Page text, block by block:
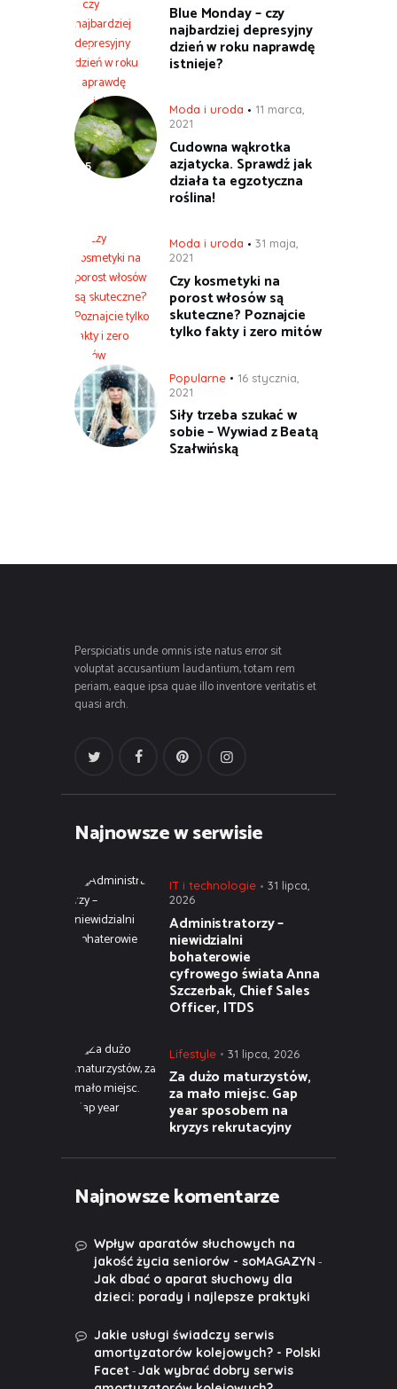
Blue Monday – czy
najbardziej depresyjny
dzień w roku naprawdę
istnieje?
Moda i uroda
11 marca,
2021
Cudowna wąkrotka
azjatycka. Sprawdź jak
działa ta egzotyczna
roślina!
Moda i uroda
31 maja,
2021
Czy kosmetyki na
porost włosów są
skuteczne? Poznajcie
tylko fakty i zero mitów
Popularne
16 stycznia,
2021
Siły trzeba szukać w
sobie – Wywiad z Beatą
Szałwińską
Perspiciatis unde omnis iste natus error sit
voluptat accusantium laudantium, totam rem
periam, eaque ipsa quae illo inventore veritatis et
quasi arch.
Najnowsze w serwisie
IT i technologie
31 lipca,
2026
Administratorzy –
niewidzialni
bohaterowie
cyfrowego świata Anna
Szczerbak, Chief Sales
Officer, ITDS
Lifestyle 31 lipca, 2026
Za dużo maturzystów,
za mało miejsc. Gap
year sposobem na
kryzys rekrutacyjny
Najnowsze komentarze
Wpływ aparatów słuchowych na
jakość życia seniorów - soMAGAZYN -
Jak dbać o aparat słuchowy dla
dzieci: porady i najlepsze praktyki
Jakie usługi świadczy serwis
amortyzatorów kolejowych? - Polski
Facet-Jak wybrać dobry serwis